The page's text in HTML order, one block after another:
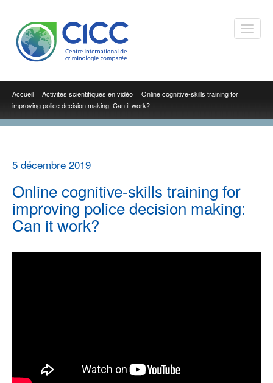
Toggle
Accueil Activités scientifiques en vidéo
Online cognitive-skills training for
improving police decision making: Can it work?
5 décembre 2019
Online cognitive-skills training for
improving police decision making:
Can it work?